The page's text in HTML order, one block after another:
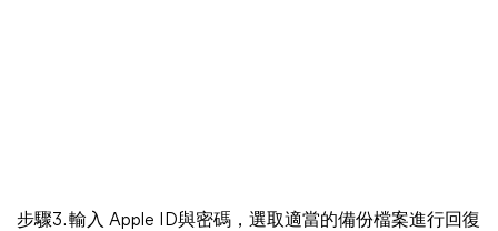
步驟3. 輸入 Apple ID與密碼，選取適當的備份檔案進行回復